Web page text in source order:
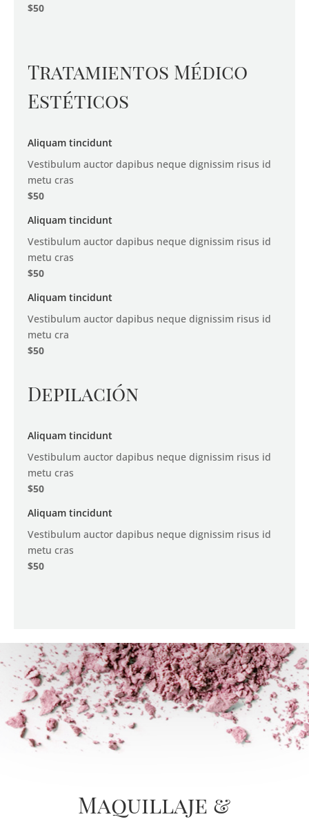
$50
Tratamientos Médico
Estéticos
Aliquam tincidunt
Vestibulum auctor dapibus neque dignissim risus id
metu cras
$50
Aliquam tincidunt
Vestibulum auctor dapibus neque dignissim risus id
metu cras
$50
Aliquam tincidunt
Vestibulum auctor dapibus neque dignissim risus id
metu cra
$50
Depilación
Aliquam tincidunt
Vestibulum auctor dapibus neque dignissim risus id
metu cras
$50
Aliquam tincidunt
Vestibulum auctor dapibus neque dignissim risus id
metu cras
$50
Maquillaje &